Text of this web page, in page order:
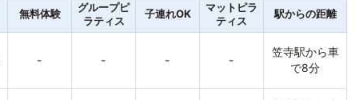
無料体験
グループピ
ラティス
子連れOK
マットピラ
ティス
駅からの距離
- - - -
笠寺駅から車
で8分